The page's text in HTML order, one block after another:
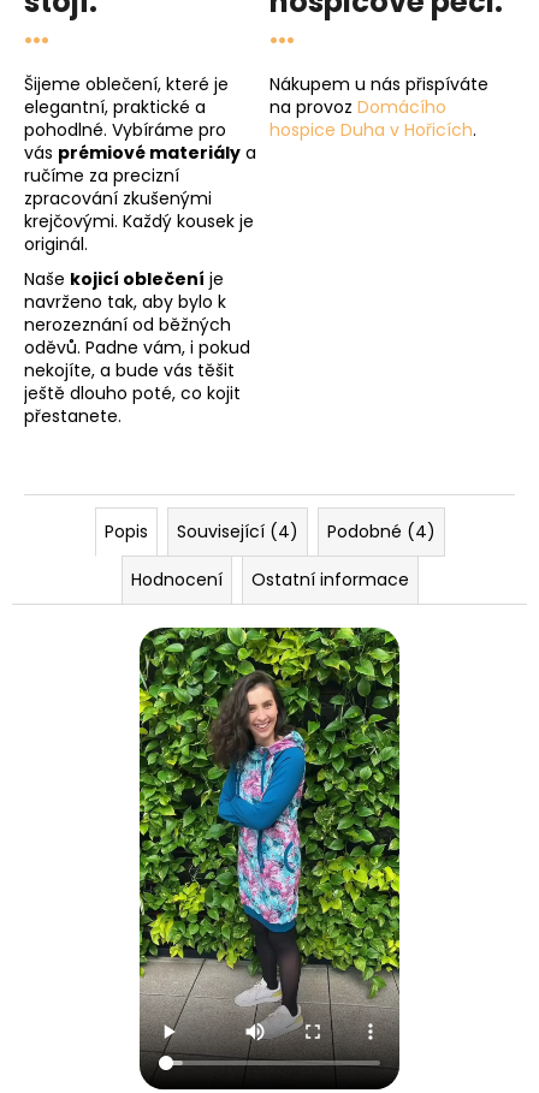
...
Šijeme oblečení, které je
elegantní, praktické a
pohodlné. Vybíráme pro
vás prémiové materiály a
ručíme za precizní
zpracování zkušenými
krejčovými. Každý kousek je
originál.
Naše kojicí oblečení je
navrženo tak, aby bylo k
nerozeznání od běžných
oděvů. Padne vám, i pokud
nekojíte, a bude vás těšit
ještě dlouho poté, co kojit
přestanete.
...
Nákupem u nás přispíváte
na provoz Domácího
hospice Duha v Hořicích.
Popis Související (4)
Podobné (4)
Hodnocení
Ostatní informace